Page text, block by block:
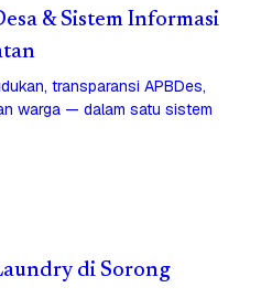
& Sistem Informasi
transparansi APBDes,
warga — dalam satu sistem
di Sorong